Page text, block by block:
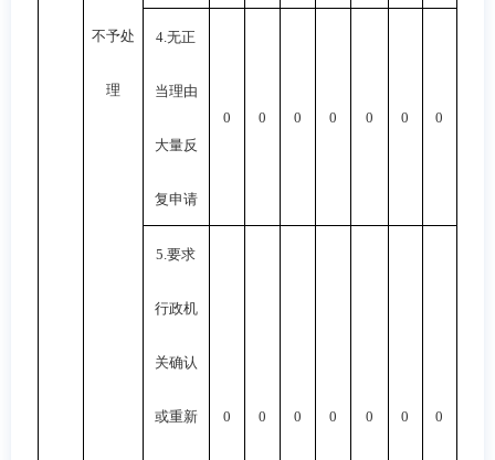
不予处
理
4.无正
当理由
大量反
复申请
0 0 0 0 0 0 0
5.要求
行政机
关确认
或重新 0 0 0 0 0 0 0